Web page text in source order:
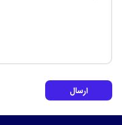
ارسال